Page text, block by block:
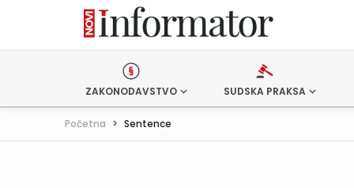
ZAKONODAVSTVO SUDSKA PRAKSA
Početna > Sentence